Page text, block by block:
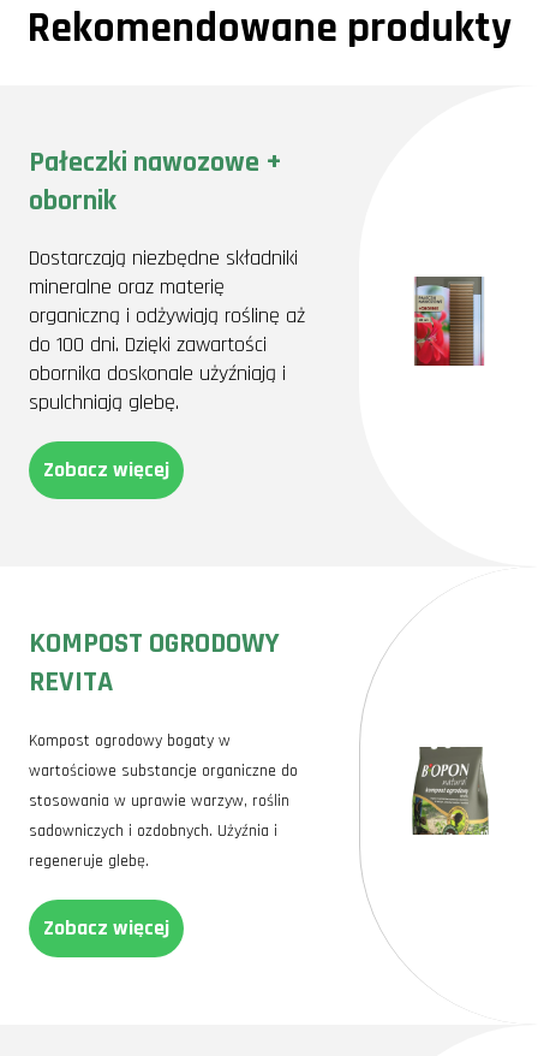
Rekomendowane produkty
Pałeczki nawozowe +
obornik
Dostarczają niezbędne składniki
mineralne oraz materię
organiczną i odżywiają roślinę aż
do 100 dni. Dzięki zawartości
obornika doskonale użyźniają i
spulchniają glebę.
Zobacz więcej
KOMPOST OGRODOWY
REVITA
Kompost ogrodowy bogaty w
wartościowe substancje organiczne do
stosowania w uprawie warzyw, roślin
sadowniczych i ozdobnych. Użyźnia i
regeneruje glebę.
Zobacz więcej